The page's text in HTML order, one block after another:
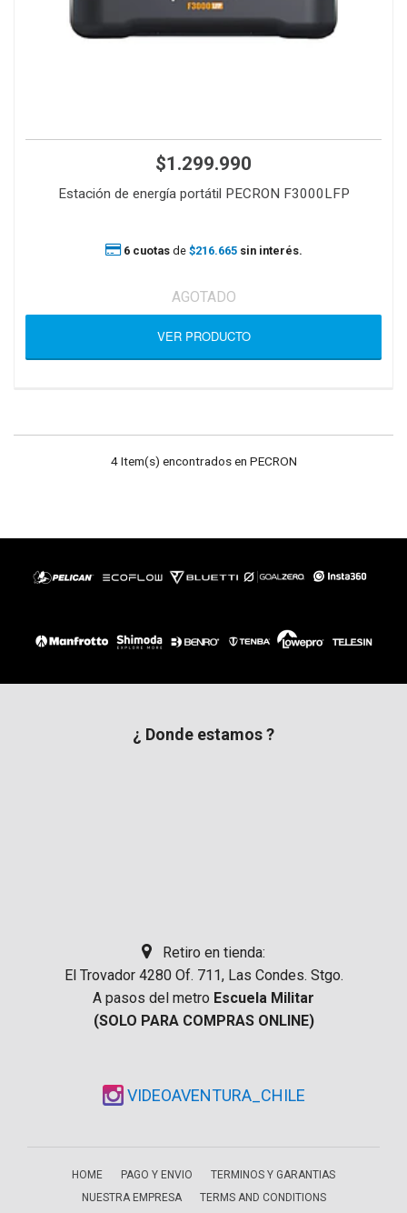
$1.299.990
Estación de energía portátil PECRON F3000LFP
6 cuotasde $216.665 sin interés.
AGOTADO
VER PRODUCTO
4 Item(s) encontrados en PECRON
¿ Donde estamos ?
Retiro en tienda:
El Trovador 4280 Of. 711, Las Condes. Stgo.
A pasos del metro Escuela Militar
(SOLO PARA COMPRAS ONLINE)
VIDEOAVENTURA_CHILE
HOME PAGO Y ENVIO
TERMINOS Y GARANTIAS
NUESTRA EMPRESA
TERMS AND CONDITIONS